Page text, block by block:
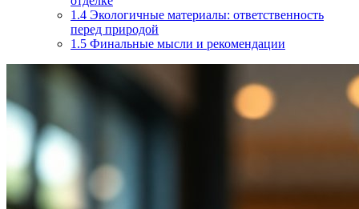
1.4 Экологичные материалы: ответственность
перед природой
1.5 Финальные мысли и рекомендации